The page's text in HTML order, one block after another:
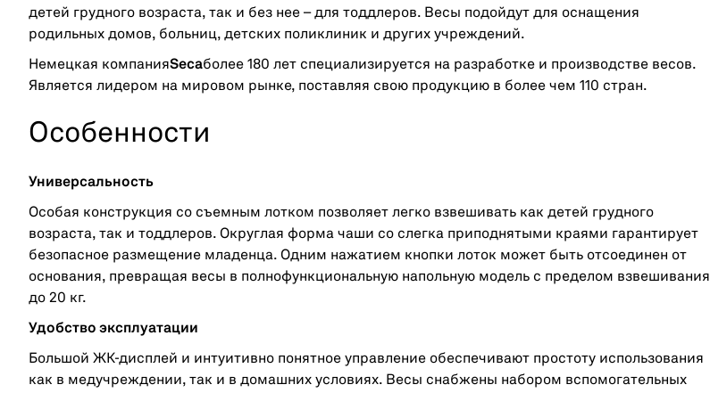
детей грудного возраста, так и без нее – для тоддлеров. Весы подойдут для оснащения
родильных домов, больниц, детских поликлиник и других учреждений.
Немецкая компанияSecaболее 180 лет специализируется на разработке и производстве весов.
Является лидером на мировом рынке, поставляя свою продукцию в более чем 110 стран.
Особенности
Универсальность
Особая конструкция со съемным лотком позволяет легко взвешивать как детей грудного
возраста, так и тоддлеров. Округлая форма чаши со слегка приподнятыми краями гарантирует
безопасное размещение младенца. Одним нажатием кнопки лоток может быть отсоединен от
основания, превращая весы в полнофункциональную напольную модель с пределом взвешивания
до 20 кг.
Удобство эксплуатации
Большой ЖК-дисплей и интуитивно понятное управление обеспечивают простоту использования
как в медучреждении, так и в домашних условиях. Весы снабжены набором вспомогательных